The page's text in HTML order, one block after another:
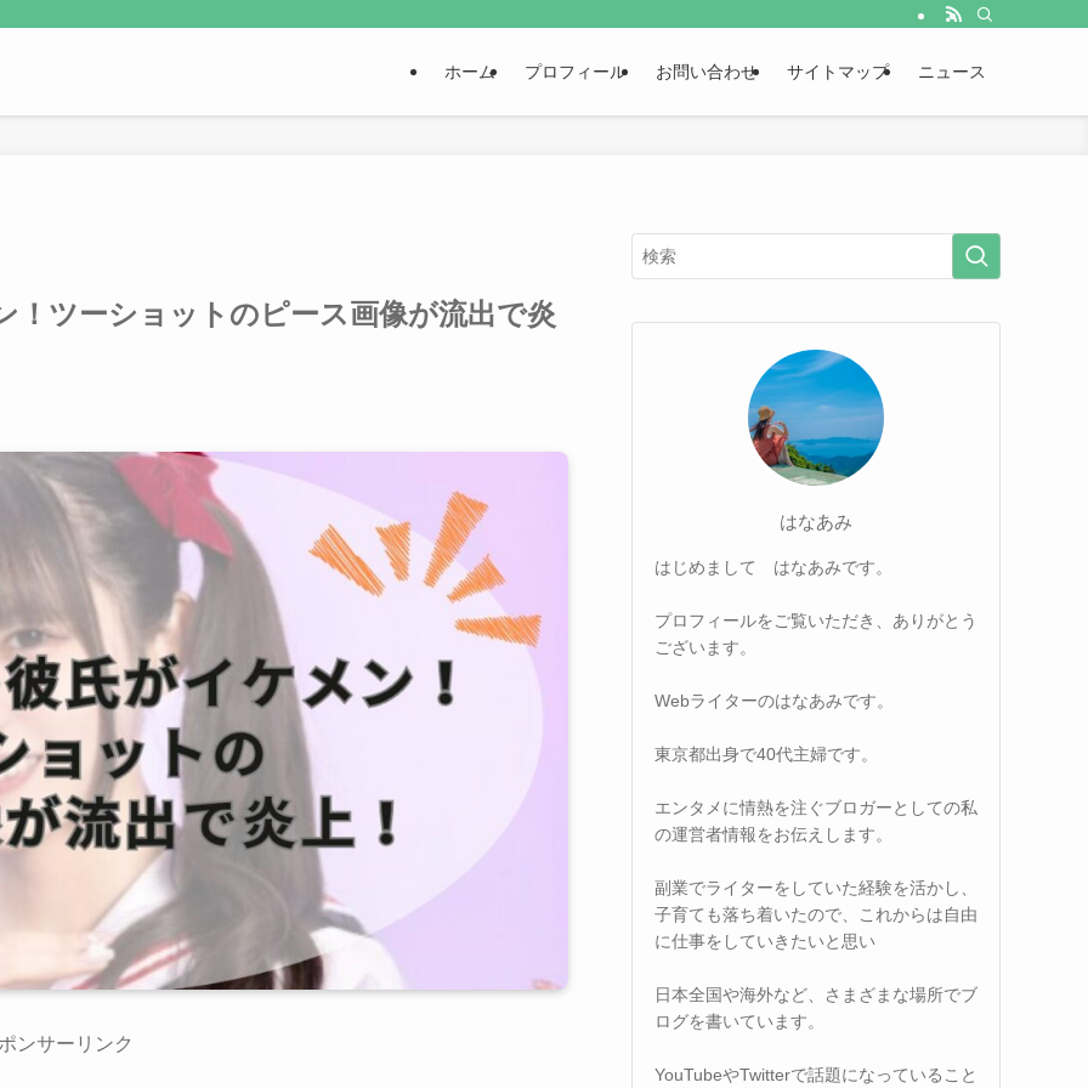
ホーム プロフィール お問い合わせ サイトマップ ニュース
！ツーショットのピース画像が流出で炎
ンサーリンク
はなあみ
はじめまして はなあみです。
プロフィールをご覧いただき、ありがとう
ございます。
Webライターのはなあみです。
東京都出身で40代主婦です。
エンタメに情熱を注ぐブロガーとしての私
の運営者情報をお伝えします。
副業でライターをしていた経験を活かし、
子育ても落ち着いたので、これからは自由
に仕事をしていきたいと思い
日本全国や海外など、さまざまな場所でブ
ログを書いています。
YouTubeやTwitterで話題になっていること